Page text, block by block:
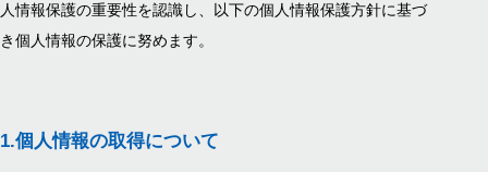
人情報保護の重要性を認識し、
以下の個人情報保護方針に基づ
き個人情報の保護に努めます。
1.個人情報の取得について